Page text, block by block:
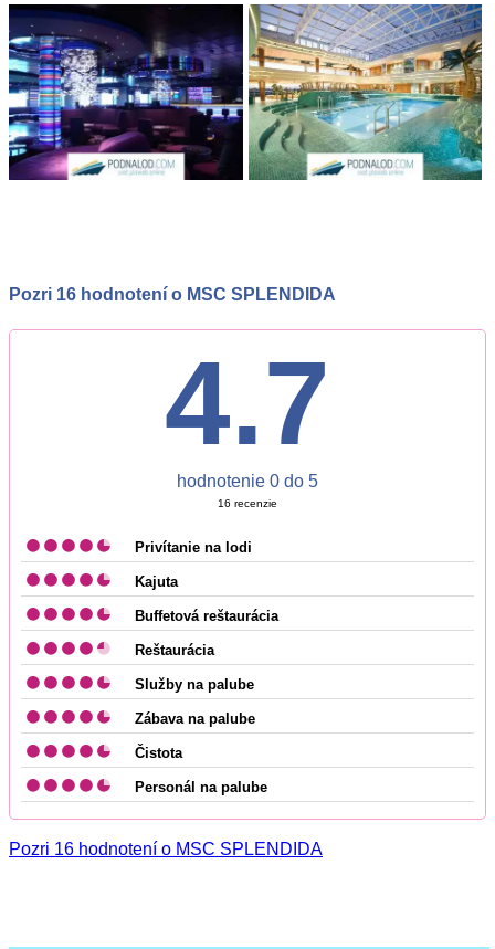
Pozri 16 hodnotení o MSC SPLENDIDA
4.7
hodnotenie 0 do 5
16 recenzie
Privítanie na lodi
Kajuta
Buffetová reštaurácia
Reštaurácia
Služby na palube
Zábava na palube
Čistota
Personál na palube
Pozri 16 hodnotení o MSC SPLENDIDA